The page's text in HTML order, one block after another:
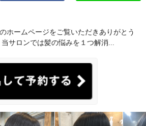
のホームページをご覧いただきありがとう
サロンでは髪の悩みを１つ解消...